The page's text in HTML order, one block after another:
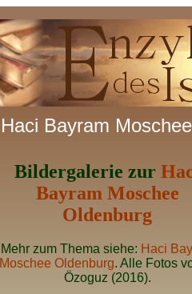
Haci Bayram Moschee
Bildergalerie zur
Bayram Moschee
Oldenburg
Mehr zum Thema siehe: Haci
Moschee Oldenburg. Alle Fotos
Özoguz (2016).